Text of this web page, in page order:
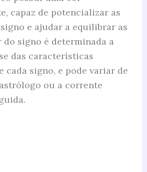
capaz de potencializar as
e ajudar a equilibrar as
do signo é determinada a
das características
cada signo, e pode variar de
ou a corrente